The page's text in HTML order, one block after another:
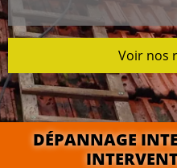
Voir nos
DÉPANNAGE